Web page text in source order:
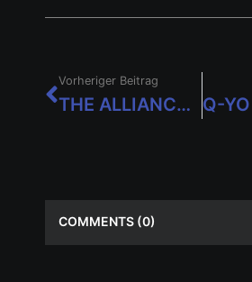
Vorheriger Beitrag
THE ALLIANCE ALIVE HD REMASTERED erscheint am 11. Oktober
COMMENTS (0)